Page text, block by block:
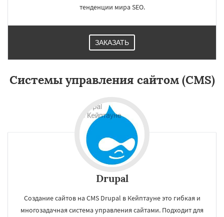
Работаем по
регионам
×
Пусан Сямэнь
тенденции мира SEO.
ЗАКАЗАТЬ
Системы управления сайтом (CMS)
Drupal
Создание сайтов на CMS Drupal в Кейптауне это гибкая и
многозадачная система управления сайтами. Подходит для
×
Даю согласие на обработку персональных данных